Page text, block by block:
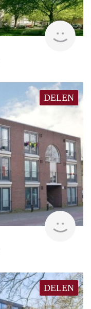
DELEN
DELEN